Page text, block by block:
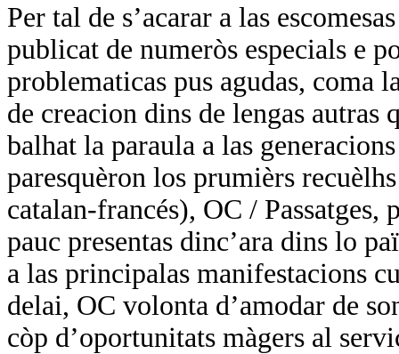
Per tal de s’acarar a las
publicat de numeròs especials e
problematicas pus agudas, coma
de creacion dins de lengas autras
balhat la paraula a las
paresquèron los prumièrs
catalan-francés), OC / Passatges,
pauc presentas dinc’ara dins lo
a las principalas manifestacions
delai, OC volonta d’amodar de
còp d’oportunitats màgers al